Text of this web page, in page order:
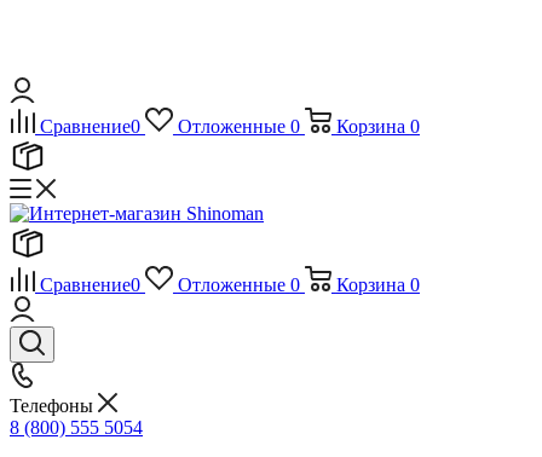
Сравнение0 Отложенные 0 Корзина 0
Сравнение0 Отложенные 0 Корзина 0
Телефоны
8 (800) 555 5054